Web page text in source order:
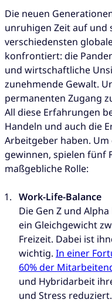
Die neuen
unruhigen Zeit auf und
verschiedensten
konfrontiert: die
und wirtschaftliche
zunehmende Gewalt.
permanenten Zugang
All diese Erfahrungen
Handeln und auch die
Arbeitgeber haben. Um
gewinnen, spielen fünf
maßgebliche Rolle:
Work-Life-Balance
Die Gen Z und
ein Gleichgewicht
Freizeit. Dabei ist
wichtig. In einer
60% der
und Hybridarbeit
und Stress reduziert.